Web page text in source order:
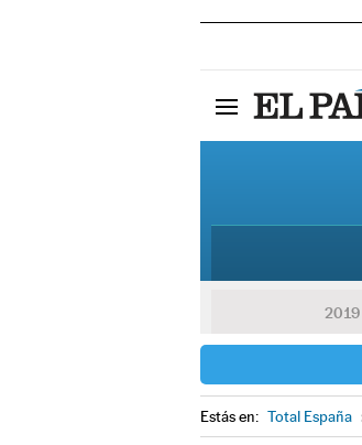
2019
Estás en: Total España